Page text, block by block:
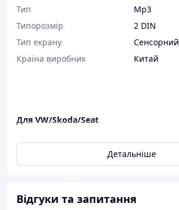
Тип
Mp3
Типорозмір
2 DIN
Тип екрану
Сенсорний
Країна виробник
Китай
Для VW/Skoda/Seat
For VW Golf 6 (2009-2013)
For VW Polo 6R 2009-2014
For VW EOS 2006-2013
Детальніше
Відгуки та запитання